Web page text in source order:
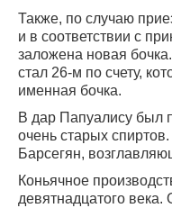
Также, по случаю
и в соответствии с
заложена новая
стал 26-м по счету,
именная бочка.
В дар Папуалису был
очень старых
Барсегян,
Коньячное
девятнадцатого